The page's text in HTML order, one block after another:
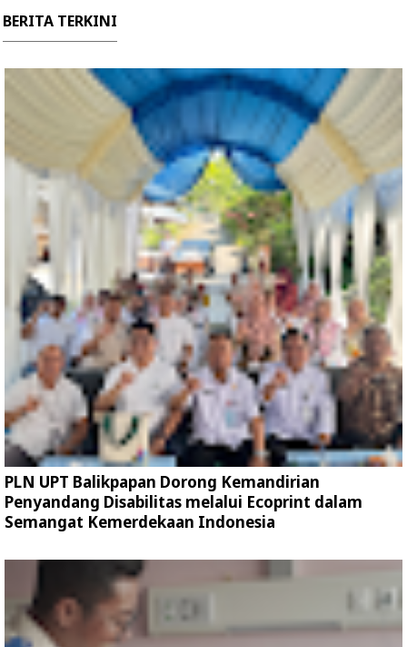
BERITA TERKINI
PLN UPT Balikpapan Dorong Kemandirian
Penyandang Disabilitas melalui Ecoprint dalam
Semangat Kemerdekaan Indonesia